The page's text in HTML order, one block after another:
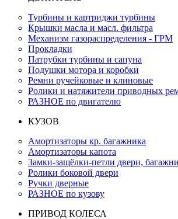
Турбины и картриджи турбины
Крышки масла и масл. фильтра
Механизм газораспределения - ГРМ
Прокладки
Патрубки турбины и сапуна
Подушки мотора и коробки
Ремни ручейковые и клиновые
Ролики и натяжители приводных
РАЗНОЕ по двигателю
КУЗОВ
Амортизаторы кр. багажника
Амортизаторы капота
Замки-защёлки-петли двери,
Ролики боковой двери
Ручки дверные
РАЗНОЕ по кузову
ПРИВОД КОЛЕСА